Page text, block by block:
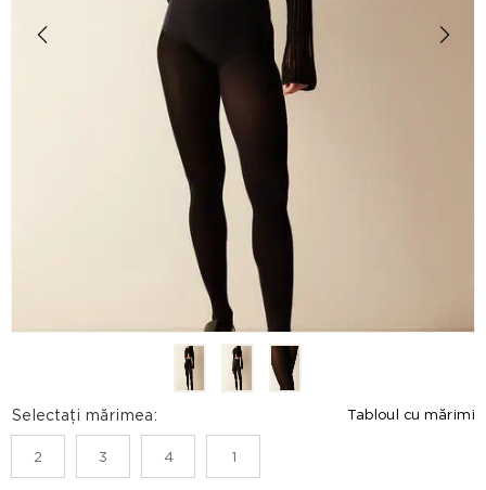
Selectați mărimea: Tabloul cu mărimi
2 3 4 1